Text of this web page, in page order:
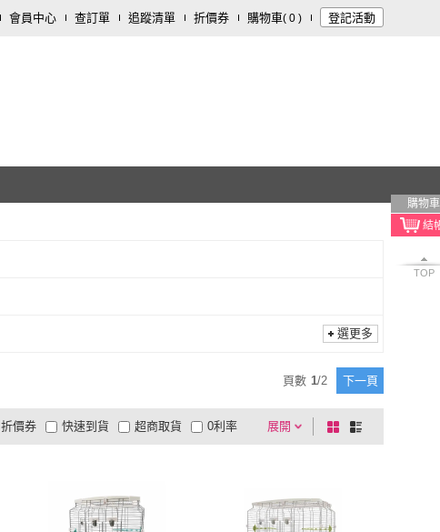
會員中心 查訂單 追蹤清單 折價券 購物車( 0 ) 登記活動
購物車
TOP
選更多
頁數 1/2 下一頁
展開
折價券
有影片
商品有量 電視購物
快速到貨 超商取貨 0利率
棋
盤
列